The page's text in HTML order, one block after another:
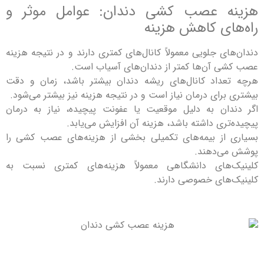
هزینه عصب کشی دندان: عوامل موثر و
راه‌های کاهش هزینه
دندان‌های جلویی معمولاً کانال‌های کمتری دارند و در نتیجه هزینه
عصب کشی آن‌ها کمتر از دندان‌های آسیاب است.
هرچه تعداد کانال‌های ریشه دندان بیشتر باشد، زمان و دقت
بیشتری برای درمان نیاز است و در نتیجه هزینه نیز بیشتر می‌شود.
اگر دندان به دلیل موقعیت یا عفونت پیچیده، نیاز به درمان
پیچیده‌تری داشته باشد، هزینه آن افزایش می‌یابد.
بسیاری از بیمه‌های تکمیلی بخشی از هزینه‌های عصب کشی را
پوشش می‌دهند.
کلینیک‌های دانشگاهی معمولاً هزینه‌های کمتری نسبت به
کلینیک‌های خصوصی دارند.